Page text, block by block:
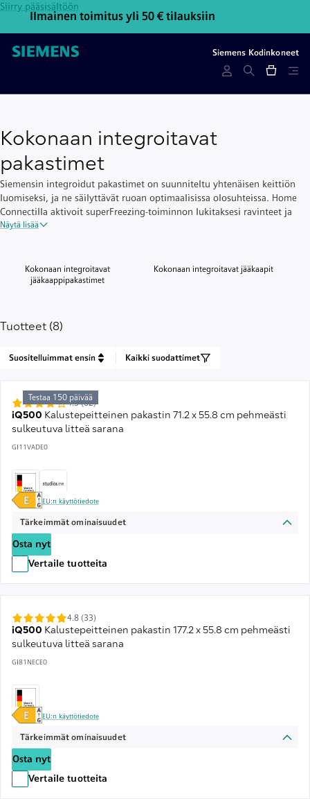
Siirry pääsisältöön
Ilmainen toimitus yli 50 € tilauksiin
Siemens Kodinkoneet
Kokonaan integroitavat
pakastimet
Siemensin integroidut pakastimet on suunniteltu yhtenäisen keittiön
luomiseksi, ja ne säilyttävät ruoan optimaalisissa olosuhteissa. Home
Connectilla aktivoit superFreezing-toiminnon lukitaksesi ravinteet ja
maun.
Näytä lisää
Kokonaan integroitavat
jääkaappipakastimet
Kokonaan integroitavat jääkaapit
Tuotteet (8)
Suositelluimmat ensin Kaikki suodattimet
iQ500 Kalustepeitteinen pakastin 71.2 x 55.8 cm pehmeästi
sulkeutuva litteä sarana
GI11VADE0
4.3 (62)
Testaa 150 päivää
EU:n käyttötiedote
Tärkeimmät ominaisuudet
Osta nyt
Vertaile tuotteita
iQ500 Kalustepeitteinen pakastin 177.2 x 55.8 cm pehmeästi
sulkeutuva litteä sarana
GI81NECE0
4.8 (33)
EU:n käyttötiedote
Tärkeimmät ominaisuudet
Osta nyt
Vertaile tuotteita